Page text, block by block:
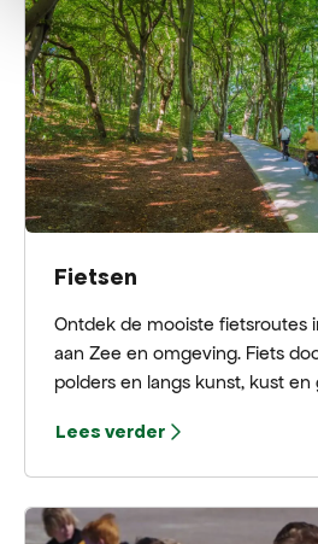
Fietsen
Ontdek de mooiste fietsroutes
aan Zee en omgeving. Fiets
polders en langs kunst, kust
Lees verder